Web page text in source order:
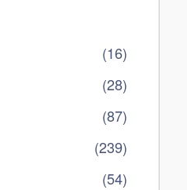
(16)
(28)
(87)
(239)
(54)